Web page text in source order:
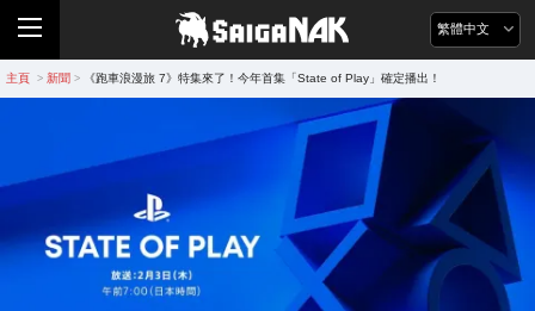
繁體中文
主頁 > 新聞 > 《跑車浪漫旅 7》特集來了！今年首集「State of Play」確定播出！